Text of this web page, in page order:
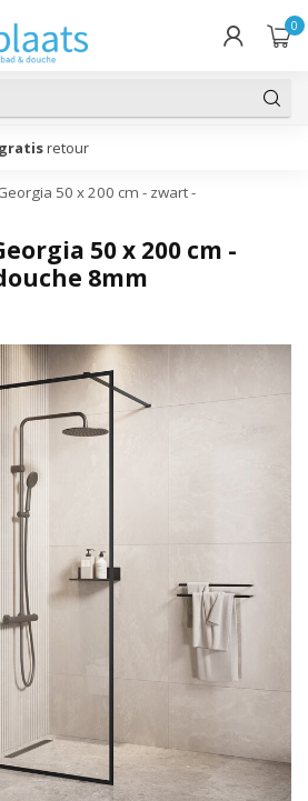
0
gratis retour
50 x 200 cm - zwart -
50 x 200 cm -
8mm